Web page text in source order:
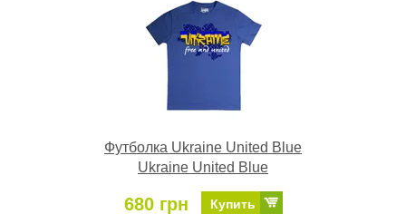
Футболка Ukraine United Blue
Ukraine United Blue
680 грн Купить